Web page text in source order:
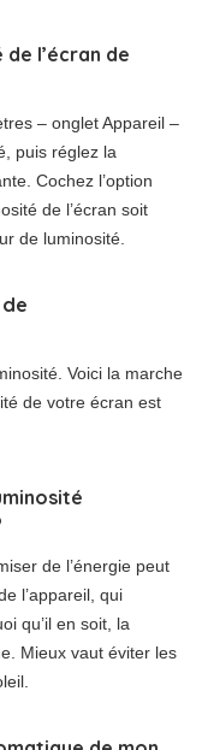
l’écran de
– onglet Appareil –
puis réglez la
Cochez l’option
de l’écran soit
de luminosité.
Voici la marche
de votre écran est
de l’énergie peut
l’appareil, qui
qu’il en soit, la
Mieux vaut éviter les